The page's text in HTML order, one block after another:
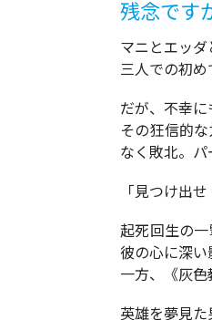
残念です
マニとエッダ
三人での初め
だが、不幸
その狂信的
なく敗北。パ
「見つけ出
起死回生の一
彼の心に深い
一方、《灰色
英雄を夢見た